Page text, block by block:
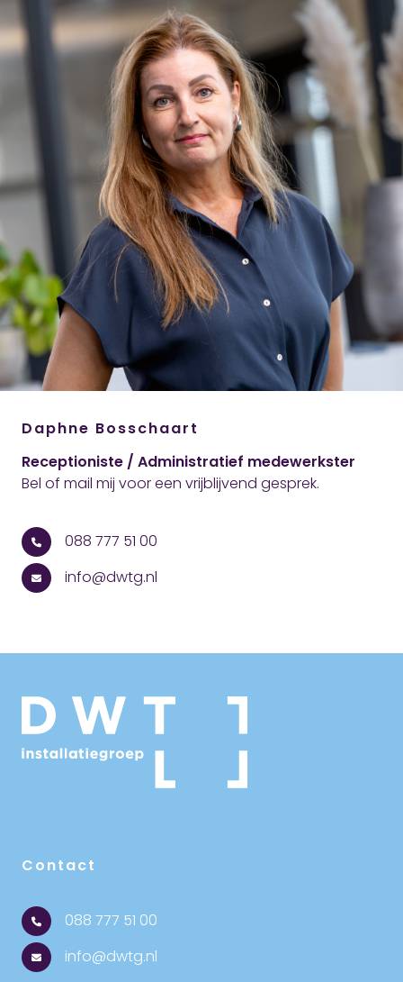
Daphne Bosschaart
Receptioniste / Administratief medewerkster
Bel of mail mij voor een vrijblijvend gesprek.
088 777 51 00
info@dwtg.nl
Contact
088 777 51 00
info@dwtg.nl